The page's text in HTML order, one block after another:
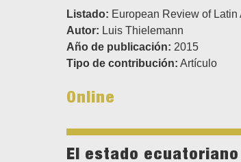
Listado: European Review of
Autor: Luis Thielemann
Año de publicación: 2015
Tipo de contribución: Artículo
Online
El estado